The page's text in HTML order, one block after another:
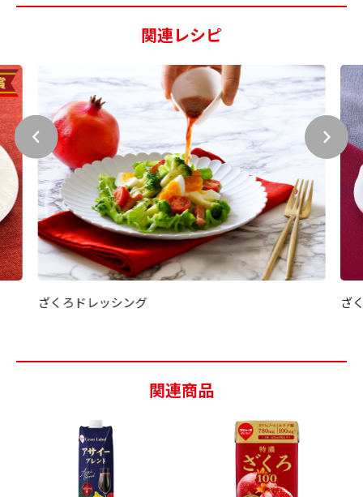
関連レシピ
ざくろドレッシング ざ
関連商品